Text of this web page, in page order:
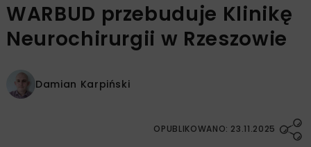
WARBUD przebuduje Klinikę
Neurochirurgii w Rzeszowie
Damian Karpiński
OPUBLIKOWANO: 23.11.2025